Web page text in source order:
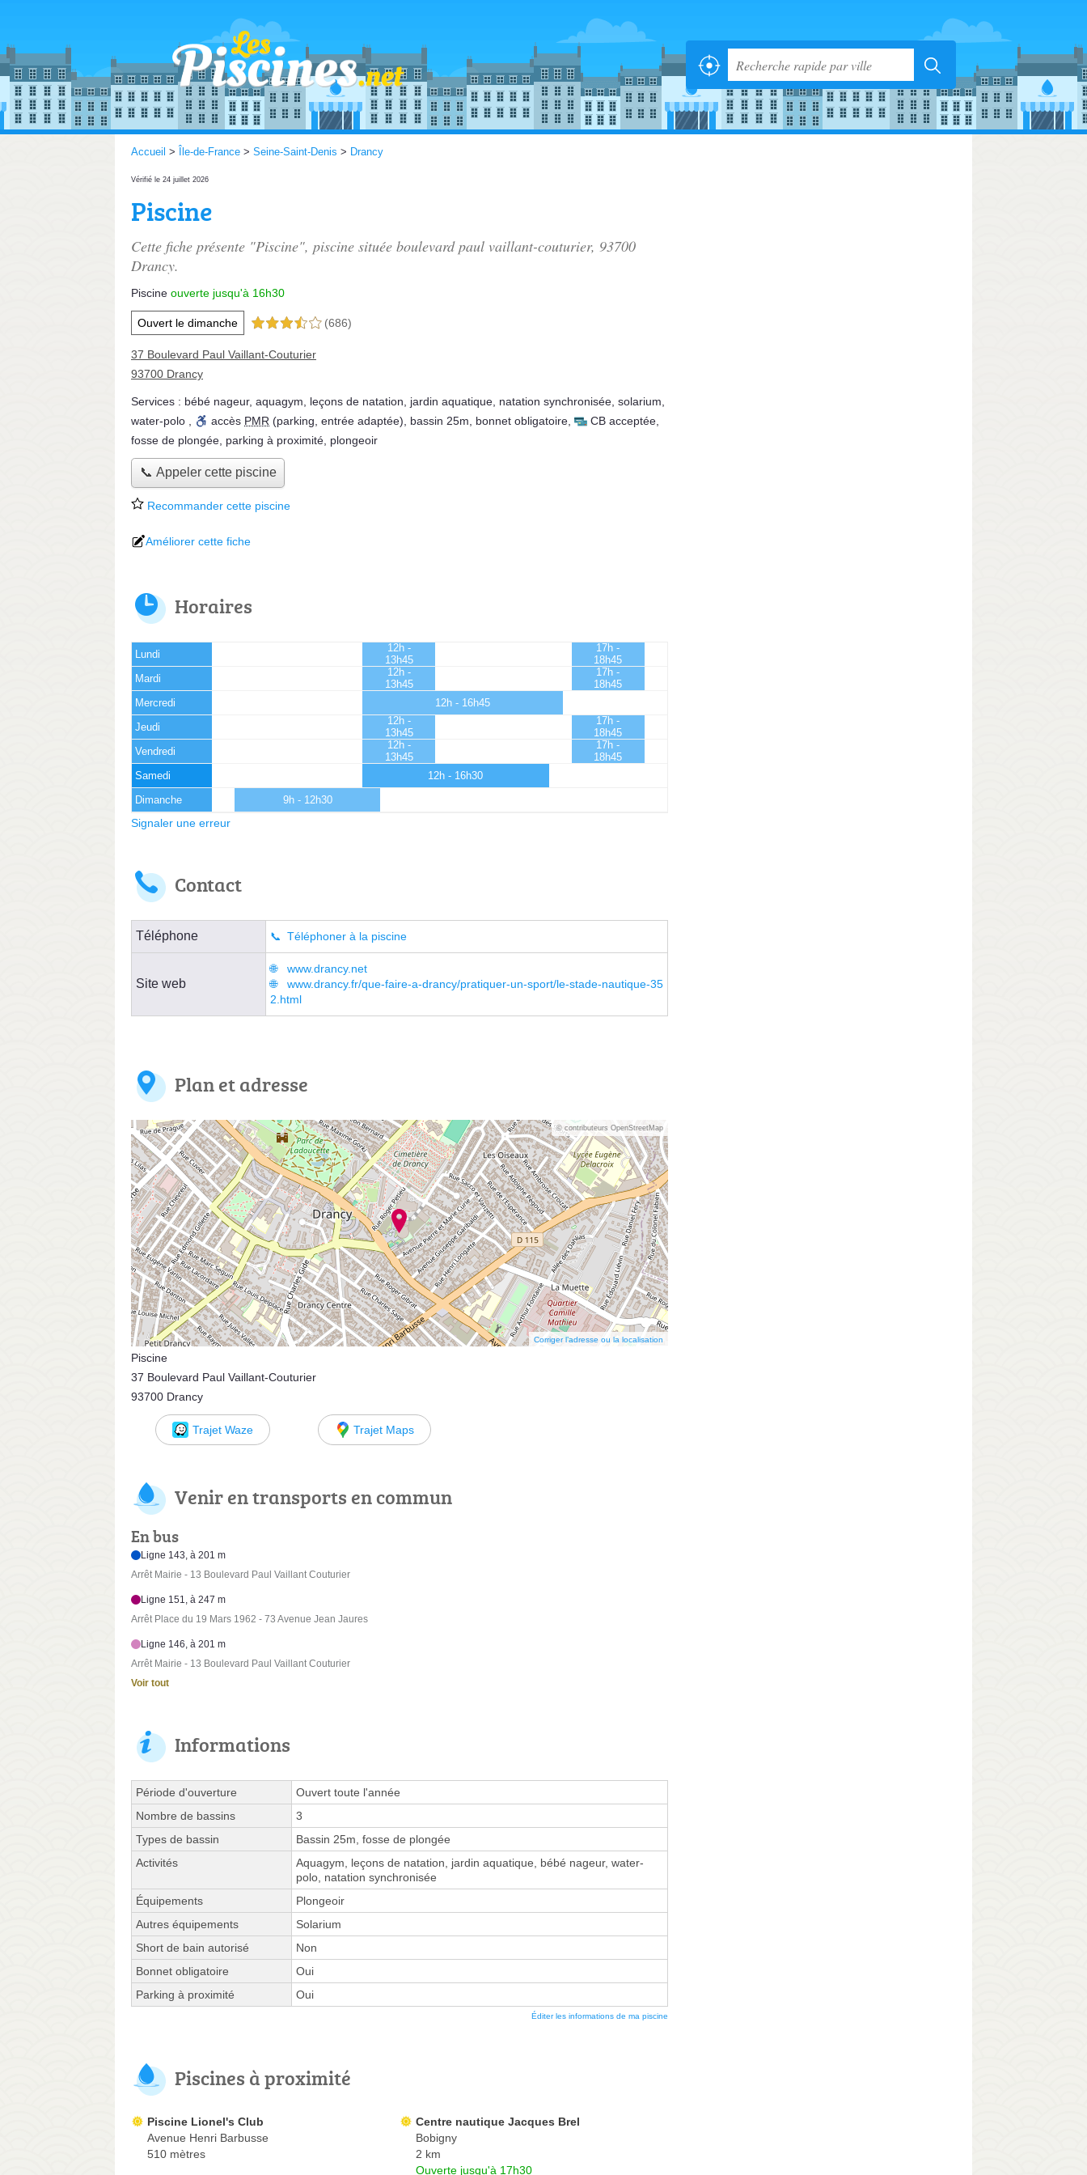
Accueil > Île-de-France > Seine-Saint-Denis > Drancy
Vérifié le 24 juillet 2026
Piscine
Cette fiche présente "Piscine", piscine située boulevard paul vaillant-couturier, 93700
Drancy.
Piscine ouverte jusqu'à 16h30
Ouvert le dimanche 3,5 étoiles sur 5 (686)
37 Boulevard Paul Vaillant-Couturier
93700 Drancy
Services : bébé nageur, aquagym leçons de natation jardin aquatique natation synchronisée solarium
water-polo
accès PMR (parking, entrée adaptée) bassin 25m bonnet obligatoire CB acceptée
fosse de plongée parking à proximité plongeoir
📞 Appeler cette piscine
Recommander cette piscine
Améliorer cette fiche
Horaires
Lundi
12h -
13h45
17h -
18h45
Mardi
12h -
13h45
17h -
18h45
Mercredi
12h - 16h45
Jeudi
12h -
13h45
17h -
18h45
Vendredi
12h -
13h45
17h -
18h45
Samedi
12h - 16h30
Dimanche 9h - 12h30
Signaler une erreur
Contact
Téléphone Téléphoner à la piscine
Site web
www.drancy.net
www.drancy.fr/que-faire-a-drancy/pratiquer-un-sport/le-stade-nautique-35
2.html
Plan et adresse
© contributeurs OpenStreetMap
Corriger l’adresse ou la localisation
Piscine
37 Boulevard Paul Vaillant-Couturier
93700 Drancy
Trajet Waze Trajet Maps
Venir en transports en commun
En bus
Ligne 143, à 201 m
Arrêt Mairie - 13 Boulevard Paul Vaillant Couturier
Ligne 151, à 247 m
Arrêt Place du 19 Mars 1962 - 73 Avenue Jean Jaures
Ligne 146, à 201 m
Arrêt Mairie - 13 Boulevard Paul Vaillant Couturier
Voir tout
Informations
Période d'ouverture
Ouvert toute l'année
Nombre de bassins
3
Types de bassin
Bassin 25m, fosse de plongée
Activités
Aquagym, leçons de natation, jardin aquatique, bébé nageur, water-
polo, natation synchronisée
Équipements
Plongeoir
Autres équipements
Solarium
Short de bain autorisé
Non
Bonnet obligatoire
Oui
Parking à proximité
Oui
Éditer les informations de ma piscine
Piscines à proximité
Piscine Lionel's Club
Avenue Henri Barbusse
510 mètres
Centre nautique Jacques Brel
Bobigny
2 km
Ouverte jusqu'à 17h30